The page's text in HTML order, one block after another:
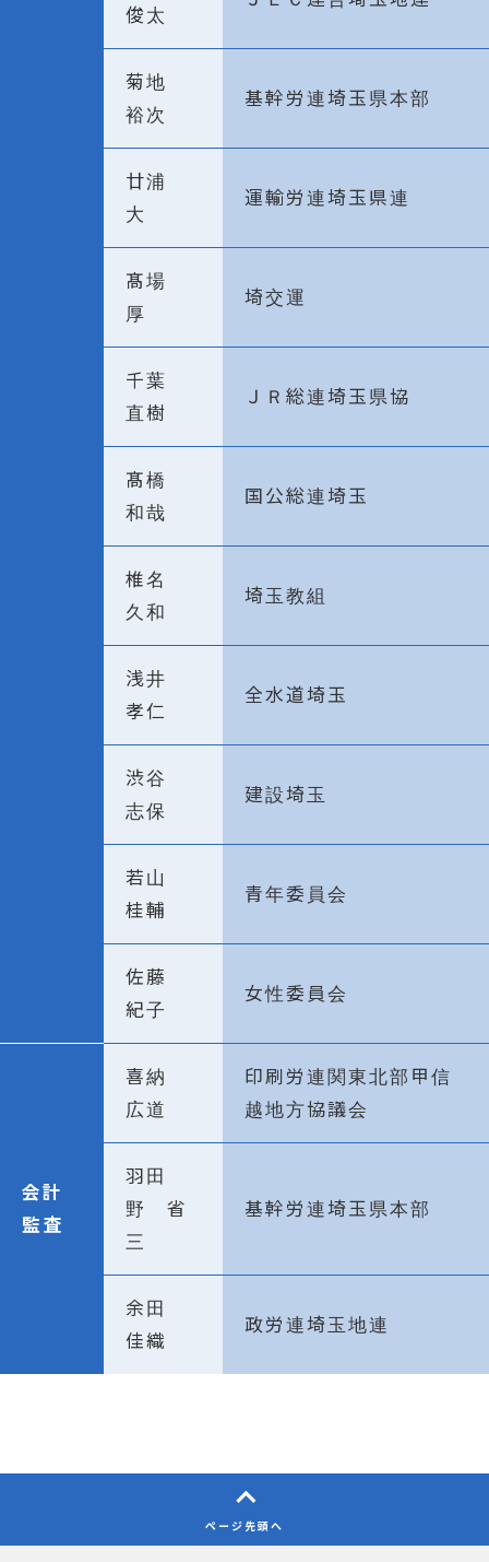
俊太
菊地
裕次
基幹労連埼玉県本部
廿浦
大
運輸労連埼玉県連
髙場
厚
埼交運
千葉
直樹
ＪＲ総連埼玉県協
髙橋
和哉
国公総連埼玉
椎名
久和
埼玉教組
浅井
孝仁
全水道埼玉
渋谷
志保
建設埼玉
若山
桂輔
青年委員会
佐藤
紀子
女性委員会
会計
監査
喜納
広道
印刷労連関東北部甲信
越地方協議会
羽田
野 省
三
基幹労連埼玉県本部
余田
佳織
政労連埼玉地連
ページ先頭へ